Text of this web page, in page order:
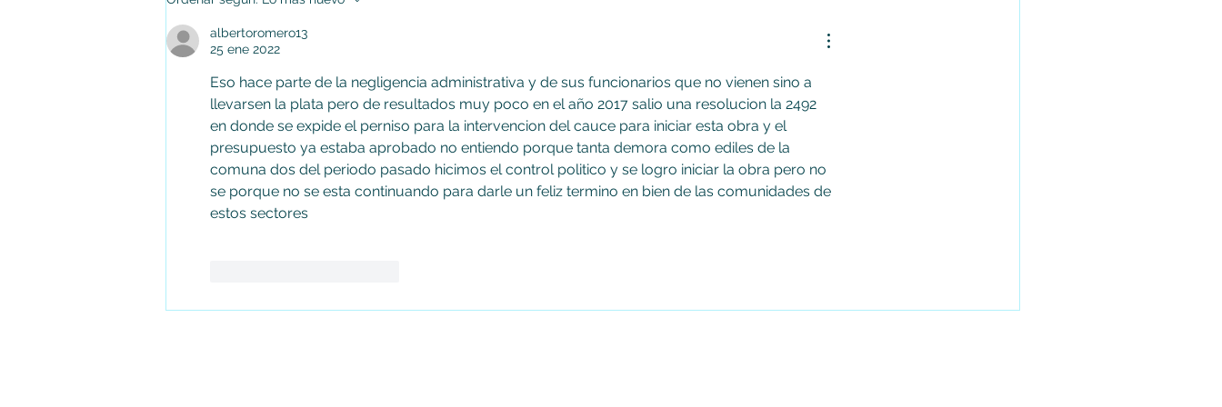
Concejo de Soacha tras cuatro
periodos consecutivos
albertoromero13
25 ene 2022
Eso hace parte de la negligencia administrativa y de sus funcionarios que no vienen sino a
llevarsen la plata pero de resultados muy poco en el año 2017 salio una resolucion la 2492
en donde se expide el perniso para la intervencion del cauce para iniciar esta obra y el
presupuesto ya estaba aprobado no entiendo porque tanta demora como ediles de la
comuna dos del periodo pasado hicimos el control politico y se logro iniciar la obra pero no
se porque no se esta continuando para darle un feliz termino en bien de las comunidades de
estos sectores